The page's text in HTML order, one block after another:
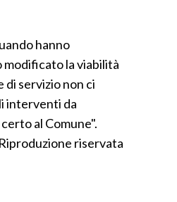
hanno
modificato la viabilità
di servizio non ci
interventi da
al Comune".
riservata